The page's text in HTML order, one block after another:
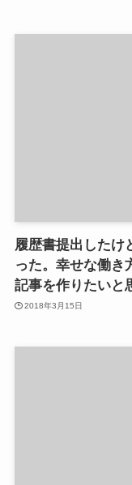
履歴書提出したけ
った。幸せな働き
記事を作りたいと
2018年3月15日